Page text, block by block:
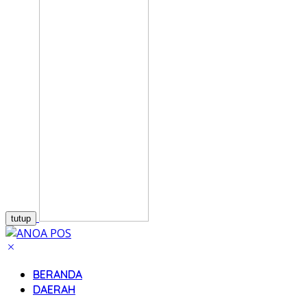
tutup
BERANDA
DAERAH